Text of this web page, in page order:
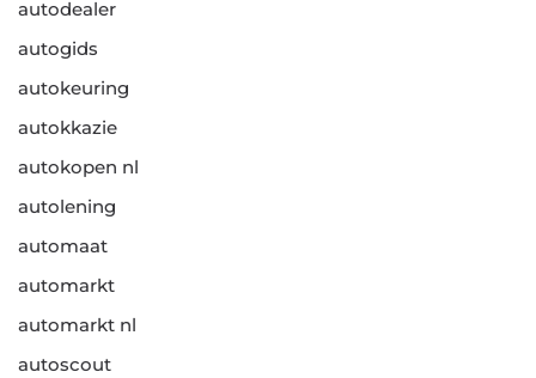
autodealer
autogids
autokeuring
autokkazie
autokopen nl
autolening
automaat
automarkt
automarkt nl
autoscout